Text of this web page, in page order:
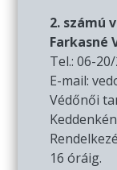
2. számú
Farkasné
Tel.: 06-
E-mail:
Védőnői
16 óráig.